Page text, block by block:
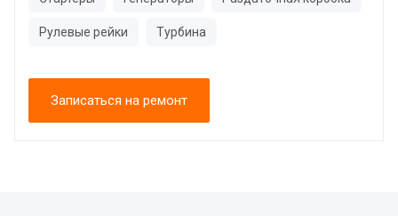
Рулевые рейки Турбина
Записаться на ремонт